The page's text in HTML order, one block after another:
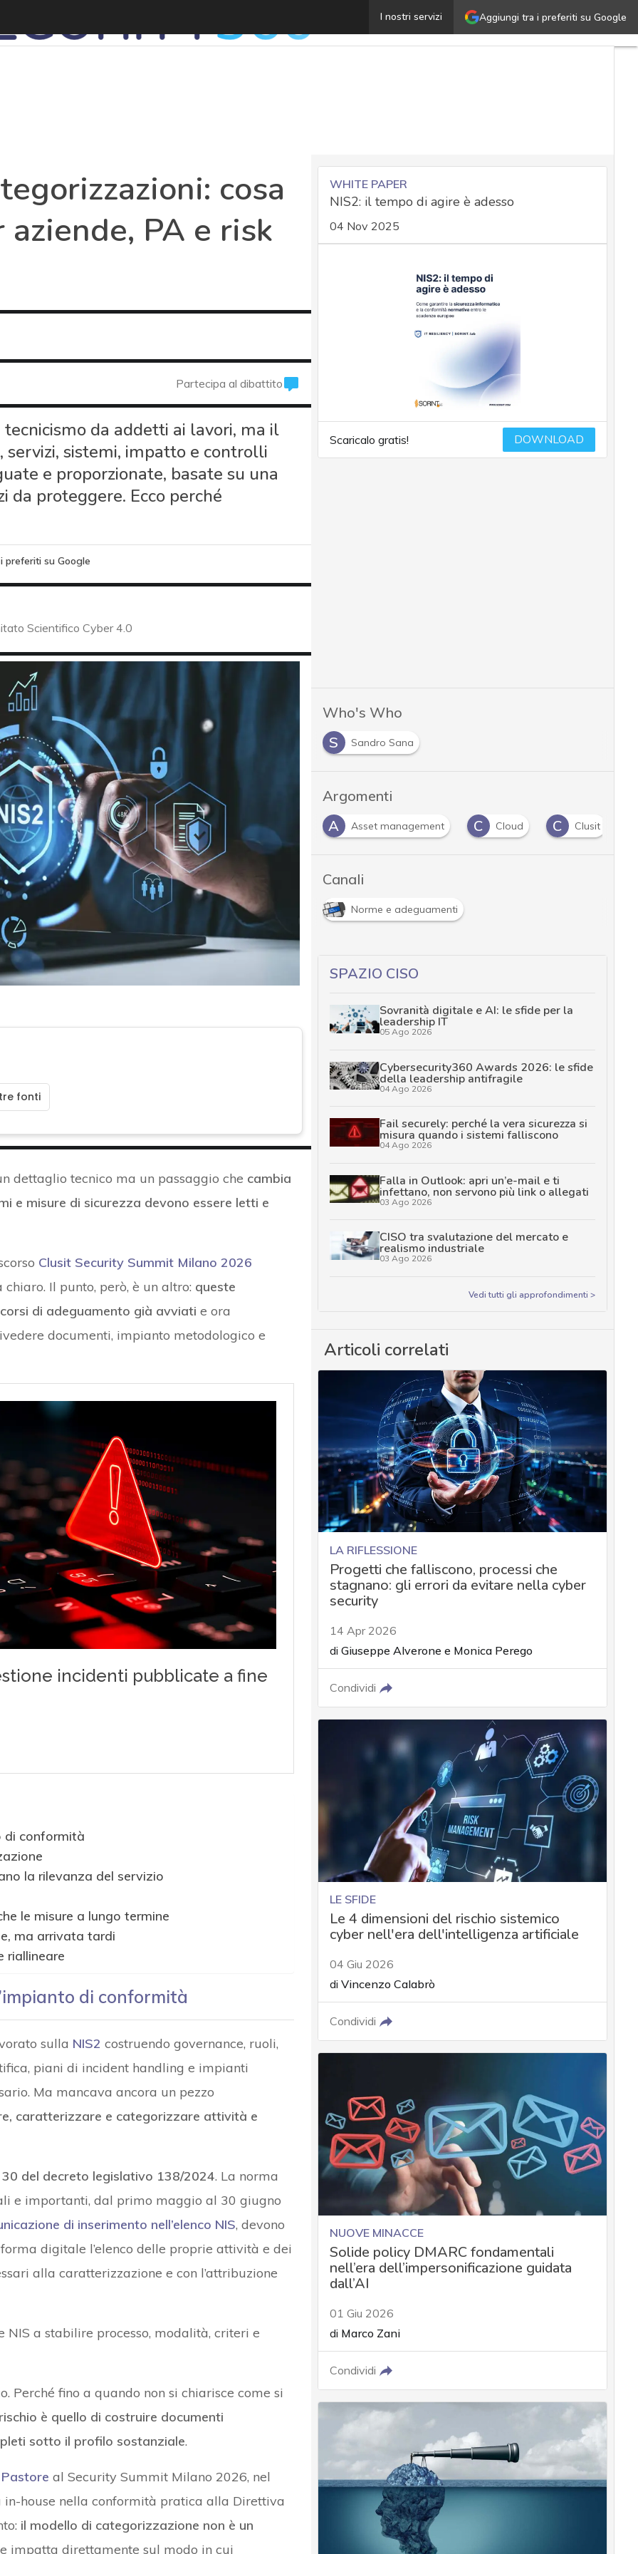
Aggiungi tra i preferiti su Google
I nostri servizi
NIS2, arrivano le categorizzazioni: cosa cambia davvero
cosa
PA e risk
Partecipa al dibattito
da addetti ai lavori, ma il
servizi, sistemi, impatto e controlli
e proporzionate, basate su una
proteggere. Ecco perché
preferiti su Google
Scientifico Cyber 4.0
fonti
dettaglio tecnico ma un passaggio che cambia
e misure di sicurezza devono essere letti e
Clusit Security Summit Milano 2026
Il punto, però, è un altro: queste
di adeguamento già avviati e ora
documenti, impianto metodologico e
di conformità
la rilevanza del servizio
le misure a lungo termine
ma arrivata tardi
riallineare
di conformità
sulla NIS2 costruendo governance, ruoli,
piani di incident handling e impianti
Ma mancava ancora un pezzo
caratterizzare e categorizzare attività e
30 del decreto legislativo 138/2024. La norma
e importanti, dal primo maggio al 30 giugno
di inserimento nell’elenco NIS, devono
digitale l’elenco delle proprie attività e dei
alla caratterizzazione e con l’attribuzione
NIS a stabilire processo, modalità, criteri e
Perché fino a quando non si chiarisce come si
è quello di costruire documenti
sotto il profilo sostanziale.
al Security Summit Milano 2026, nel
house nella conformità pratica alla Direttiva
il modello di categorizzazione non è un
impatta direttamente sul modo in cui
WHITE PAPER
NIS2: il tempo di agire è adesso
04 Nov 2025
Scaricalo gratis! DOWNLOAD
Who's Who
S
Sandro Sana
Argomenti
A
A Asset management C Cloud C Clusit
Canali
Norme e adeguamenti
SPAZIO CISO
Sovranità digitale e AI: le sfide per la
leadership IT
05 Ago 2026
Cybersecurity360 Awards 2026: le sfide
della leadership antifragile
04 Ago 2026
Fail securely: perché la vera sicurezza si
misura quando i sistemi falliscono
04 Ago 2026
Falla in Outlook: apri un’e-mail e ti
infettano, non servono più link o allegati
03 Ago 2026
CISO tra svalutazione del mercato e
realismo industriale
03 Ago 2026
Vedi tutti gli approfondimenti >
Articoli correlati
LA RIFLESSIONE
Progetti che falliscono, processi che
stagnano: gli errori da evitare nella cyber
security
14 Apr 2026
di Giuseppe Alveronee Monica Perego
Condividi
LE SFIDE
Le 4 dimensioni del rischio sistemico
cyber nell'era dell'intelligenza artificiale
04 Giu 2026
di Vincenzo Calabrò
Condividi
NUOVE MINACCE
Solide policy DMARC fondamentali
nell’era dell’impersonificazione guidata
dall’AI
01 Giu 2026
di Marco Zani
Condividi